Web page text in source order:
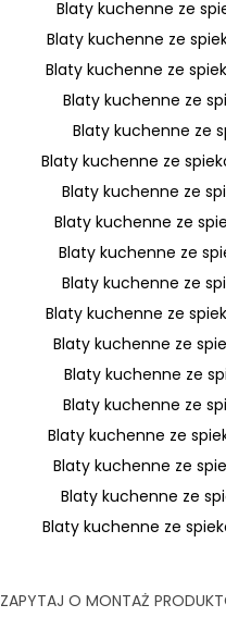
Blaty kuchenne ze
Blaty kuchenne ze
Blaty kuchenne ze
Blaty kuchenne ze
Blaty kuchenne ze
Blaty kuchenne ze
Blaty kuchenne ze
Blaty kuchenne ze
Blaty kuchenne ze
Blaty kuchenne ze
Blaty kuchenne ze
Blaty kuchenne ze
Blaty kuchenne ze
Blaty kuchenne ze
Blaty kuchenne ze
Blaty kuchenne ze
Blaty kuchenne ze
Blaty kuchenne ze
ZAPYTAJ O MONTAŻ